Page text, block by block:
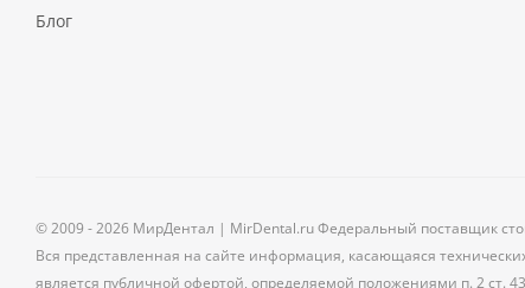
Блог
© 2009 - 2026 МирДентал | MirDental.ru Федеральный поставщик
Вся представленная на сайте информация, касающаяся
является публичной офертой, определяемой положениями п. 2 ст.